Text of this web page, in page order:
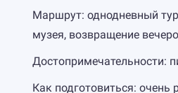
Маршрут: однодневный
музея, возвращение
Достопримечательности:
Как подготовиться: очень